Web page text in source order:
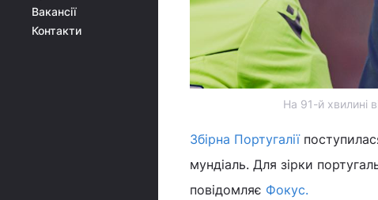
Вакансії
Контакти
На 91-й хвилині
Збірна Португалії
мундіаль. Для зірки
повідомляє Фокус.